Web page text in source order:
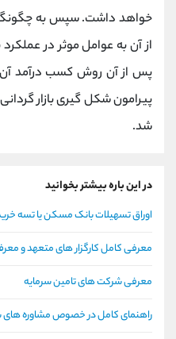
خواهد داشت. سپس به
از آن به عوامل موثر در
پس از آن روش کسب درآمد
پیرامون شکل گیری بازار
شد.
در این باره بیشتر بخوانید
اوراق تسهیلات بانک مسکن یا تسه
معرفی کامل کارگزار های متعهد و
معرفی شرکت های تامین سرمایه
راهنمای کامل در خصوص مشاوره های